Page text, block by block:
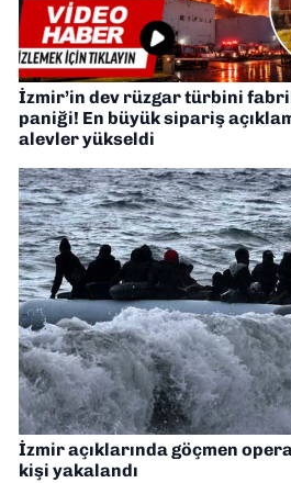
İzmir’in dev rüzgar türbini
paniği! En büyük sipariş
alevler yükseldi
İzmir açıklarında göçmen
kişi yakalandı